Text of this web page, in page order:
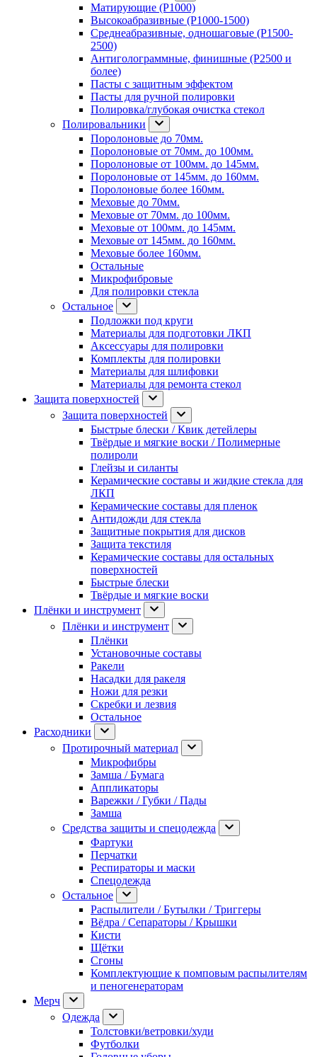
Матирующие (P1000)
Высокоабразивные (P1000-1500)
Среднеабразивные, одношаговые (P1500-
2500)
Антиголограммные, финишные (P2500 и
более)
Пасты с защитным эффектом
Пасты для ручной полировки
Полировка/глубокая очистка стекол
Полировальники
Поролоновые до 70мм.
Поролоновые от 70мм. до 100мм.
Поролоновые от 100мм. до 145мм.
Поролоновые от 145мм. до 160мм.
Поролоновые более 160мм.
Меховые до 70мм.
Меховые от 70мм. до 100мм.
Меховые от 100мм. до 145мм.
Меховые от 145мм. до 160мм.
Меховые более 160мм.
Остальные
Микрофибровые
Для полировки стекла
Остальное
Подложки под круги
Материалы для подготовки ЛКП
Аксессуары для полировки
Комплекты для полировки
Материалы для шлифовки
Материалы для ремонта стекол
Защита поверхностей
Защита поверхностей
Быстрые блески / Квик детейлеры
Твёрдые и мягкие воски / Полимерные
полироли
Глейзы и силанты
Керамические составы и жидкие стекла для
ЛКП
Керамические составы для пленок
Антидожди для стекла
Защитные покрытия для дисков
Защита текстиля
Керамические составы для остальных
поверхностей
Быстрые блески
Твёрдые и мягкие воски
Плёнки и инструмент
Плёнки и инструмент
Плёнки
Установочные составы
Ракели
Насадки для ракеля
Ножи для резки
Скребки и лезвия
Остальное
Расходники
Протирочный материал
Микрофибры
Замша / Бумага
Аппликаторы
Варежки / Губки / Пады
Замша
Средства защиты и спецодежда
Фартуки
Перчатки
Респираторы и маски
Спецодежда
Остальное
Распылители / Бутылки / Триггеры
Вёдра / Сепараторы / Крышки
Кисти
Щётки
Сгоны
Комплектующие к помповым распылителям
и пеногенераторам
Мерч
Одежда
Толстовки/ветровки/худи
Футболки